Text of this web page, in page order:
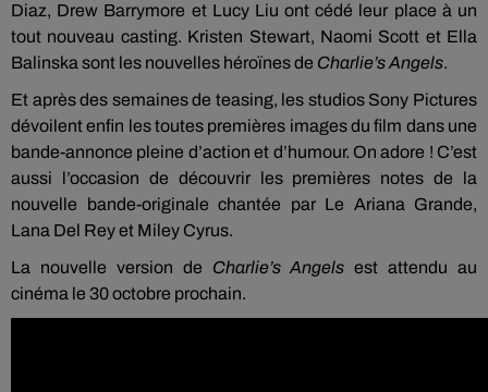
Diaz, Drew Barrymore et Lucy Liu ont cédé leur place à un
tout nouveau casting. Kristen Stewart, Naomi Scott et Ella
Balinska sont les nouvelles héroïnes de Charlie’s Angels.
Et après des semaines de teasing, les studios Sony Pictures
dévoilent enfin les toutes premières images du film dans une
bande-annonce pleine d’action et d’humour. On adore ! C’est
aussi l’occasion de découvrir les premières notes de la
nouvelle bande-originale chantée par Le Ariana Grande,
Lana Del Rey et Miley Cyrus.
La nouvelle version de Charlie’s Angels est attendu au
cinéma le 30 octobre prochain.